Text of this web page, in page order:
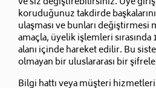
koruduğunuz takdirde
ulaşması ve bunları
amaçla, üyelik işlemleri
alanı içinde hareket edilir. Bu
olmayan bir uluslararası bir
Bilgi hattı veya müşteri